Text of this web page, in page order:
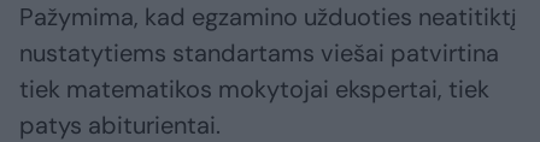
Pažymima, kad egzamino užduoties neatitiktį
nustatytiems standartams viešai patvirtina
tiek matematikos mokytojai ekspertai, tiek
patys abiturientai.